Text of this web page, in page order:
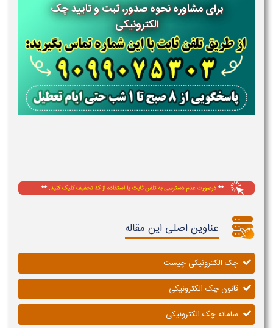
برای مشاوره نحوه صدور، ثبت و تایید چک
الکترونیکی
عناوین اصلی این مقاله
چک الکترونیکی چیست
قانون چک الکترونیکی
سامانه چک الکترونیکی